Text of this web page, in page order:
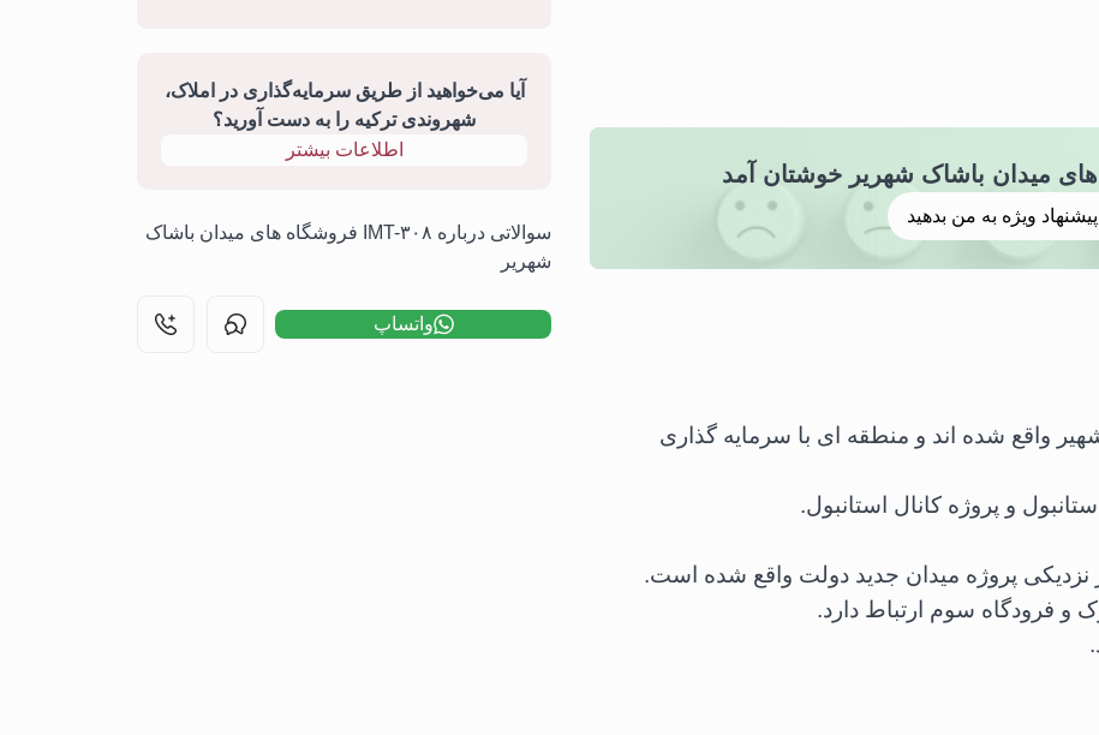
پیشنهاد ویژه به من بدهید
واقع شده اند و منطقه ای با سرمایه گذاری
و پروژه کانال استانبول.
نزدیکی پروژه میدان جدید دولت واقع شده است.
و فرودگاه سوم ارتباط دارد.
آیا می‌خواهید از طریق سرمایه‌گذاری در املاک،
شهروندی ترکیه را به دست آورید؟
اطلاعات بیشتر
سوالاتی درباره IMT-۳۰۸ فروشگاه های میدان باشاک
شهریر
واتساپ